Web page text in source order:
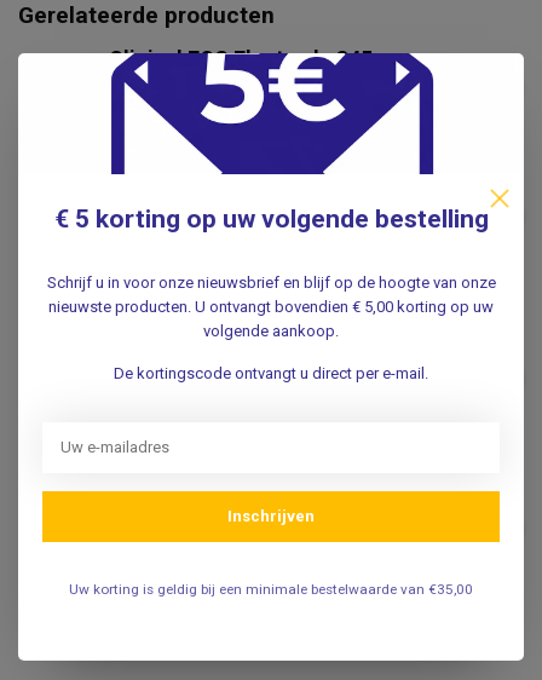
Gerelateerde producten
Clinical ECG Electrode S45 -
60 stuks
€5,85
DORMO
Dormo Tab electrode 100st.
Rust ECG
€4,95
WELCH ALLYN
Welch Allyn Welch Allyn /
Hillrom multifunctionele
clips voor druk en tab
€79,95
electrode - 10 stuks
€ 5 korting op uw volgende bestelling
Schrijf u in voor onze nieuwsbrief en blijf op de hoogte van onze
nieuwste producten. U ontvangt bovendien € 5,00 korting op uw
volgende aankoop.
De kortingscode ontvangt u direct per e-mail.
Inschrijven
Uw korting is geldig bij een minimale bestelwaarde van €35,00